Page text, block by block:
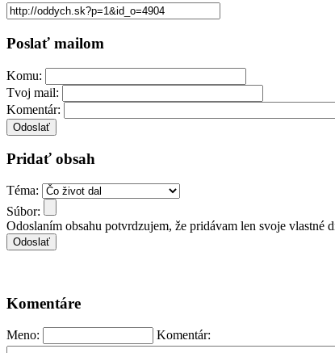
Poslať mailom
Komu:
Tvoj mail:
Komentár:
Pridať obsah
Téma:
Súbor:
Odoslaním obsahu potvrdzujem, že pridávam len svoje vlastné
Komentáre
Meno:
Komentár: